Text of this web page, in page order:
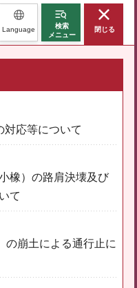
Language
検索
メニュー
閉じる
対応等について
橡）の路肩決壊及び
て
の崩土による通行止に